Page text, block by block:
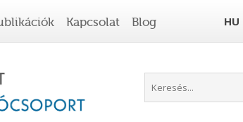
Kapcsolat Blog HU